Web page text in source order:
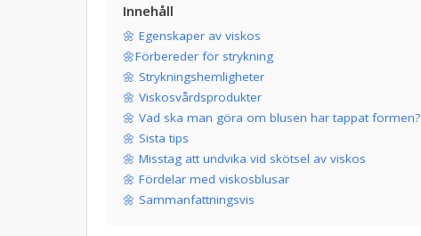
Innehåll
🌼 Egenskaper av viskos
🌼Förbereder för strykning
🌼 Strykningshemligheter
🌼 Viskosvårdsprodukter
🌼 Vad ska man göra om blusen har tappat formen?
🌼 Sista tips
🌼 Misstag att undvika vid skötsel av viskos
🌼 Fördelar med viskosblusar
🌼 Sammanfattningsvis